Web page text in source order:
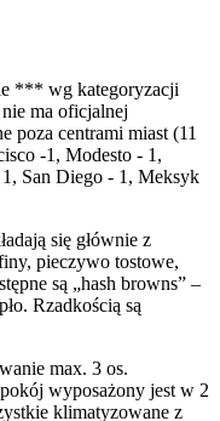
*** wg kategoryzacji
ma oficjalnej
poza centrami miast (11
-1, Modesto - 1,
San Diego - 1, Meksyk
się głównie z
pieczywo tostowe,
są „hash browns” –
Rzadkością są
max. 3 os.
wyposażony jest w 2
klimatyzowane z